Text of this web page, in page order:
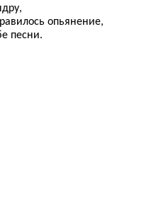
опьянение,
песни.